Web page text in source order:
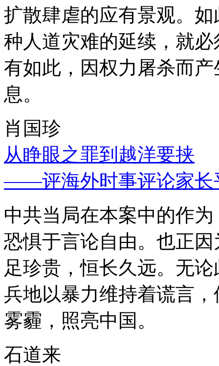
扩散肆虐的应有景观。
种人道灾难的延续，就
有如此，因权力屠杀而
息。
肖国珍
从睁眼之罪到越洋要挟
——评海外时事评论家长
中共当局在本案中的作
恐惧于言论自由。也正
足珍贵，恒长久远。无
兵地以暴力维持着谎言
雾霾，照亮中国。
石道来